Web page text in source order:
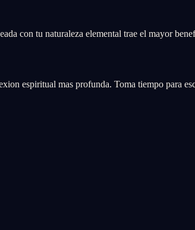
con tu naturaleza elemental trae el mayor
espiritual mas profunda. Toma tiempo para